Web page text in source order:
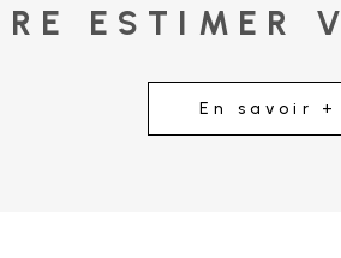
ESTIMER
En savoir +